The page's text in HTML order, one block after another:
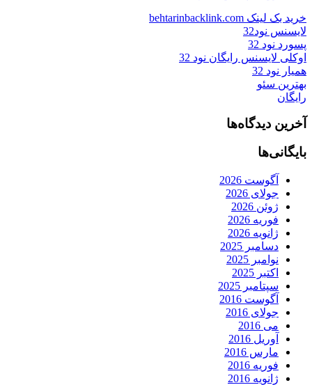
خرید بک لینک behtarinbacklink.com
لایسنس نود32
پسورد نود 32
اوکلی لایسنس رایگان نود 32
همیار نود 32
بهترین سئو
رایگان
آخرین دیدگاه‌ها
بایگانی‌ها
آگوست 2026
جولای 2026
ژوئن 2026
فوریه 2026
ژانویه 2026
دسامبر 2025
نوامبر 2025
اکتبر 2025
سپتامبر 2025
آگوست 2016
جولای 2016
می 2016
آوریل 2016
مارس 2016
فوریه 2016
ژانویه 2016